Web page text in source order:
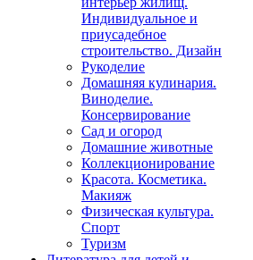
Индивидуальное и
приусадебное
строительство. Дизайн
Рукоделие
Домашняя кулинария.
Виноделие.
Консервирование
Сад и огород
Домашние животные
Коллекционирование
Красота. Косметика.
Макияж
Физическая культура.
Спорт
Туризм